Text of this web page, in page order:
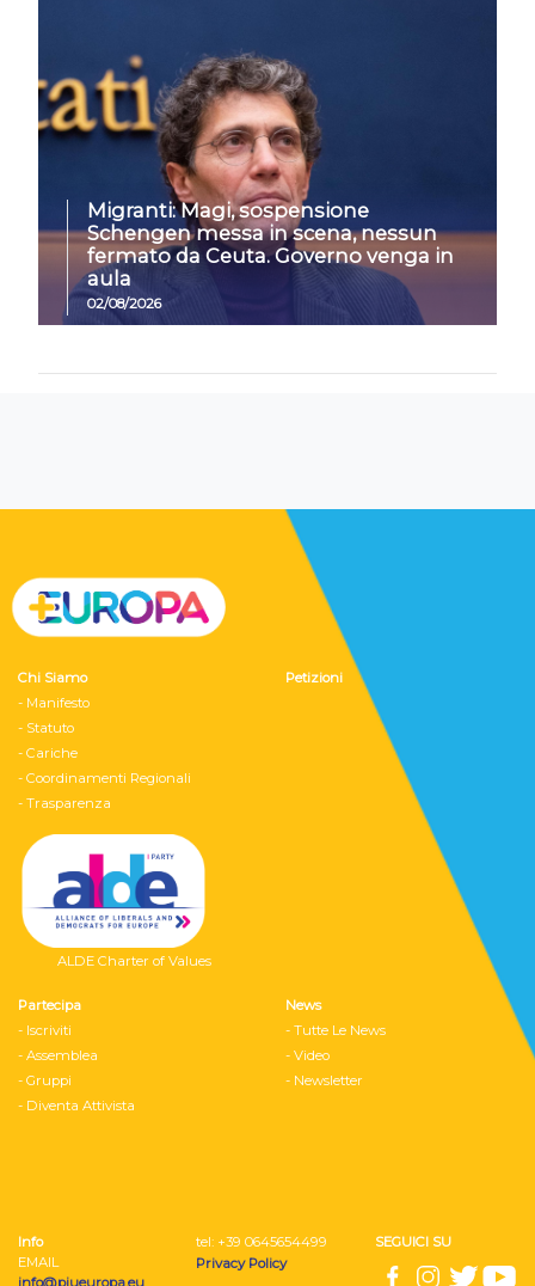
Migranti: Magi, sospensione
Schengen messa in scena, nessun
fermato da Ceuta. Governo venga in
aula
02/08/2026
Chi Siamo
- Manifesto
- Statuto
- Cariche
- Coordinamenti Regionali
- Trasparenza
ALDE Charter of Values
Petizioni
Partecipa
- Iscriviti
- Assemblea
- Gruppi
- Diventa Attivista
News
- Tutte Le News
- Video
- Newsletter
Info
EMAIL
tel: ‭+39 0645654499
Privacy Policy
SEGUICI SU